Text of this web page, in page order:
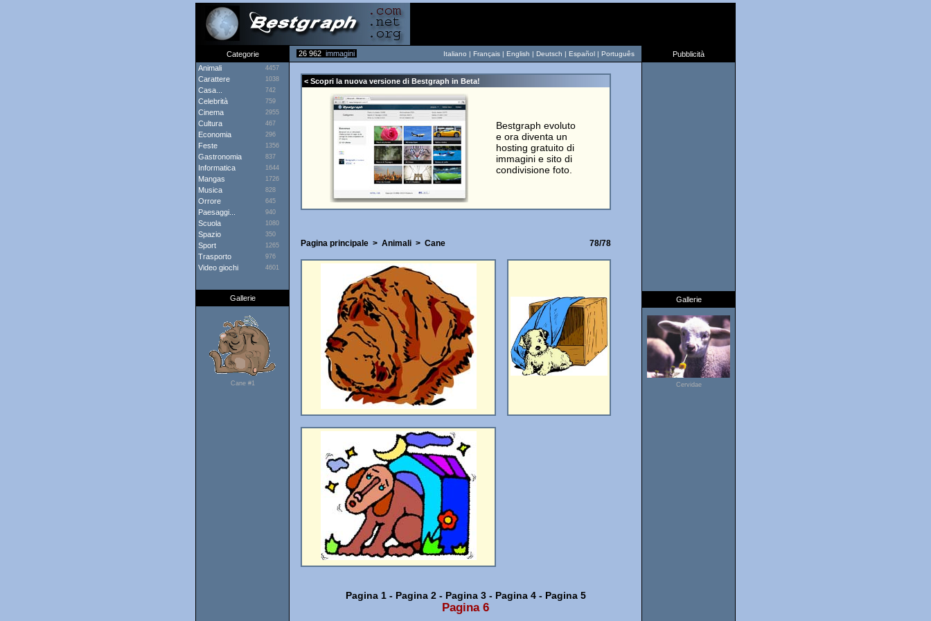
Categorie 26 962 immagini Italiano | Français | English | Deutsch | Español | Português
Pubblicità
Animali
4457
Carattere 1038
Casa... 742
Celebrità 759
Cinema 2955
Cultura 467
Economia 296
Feste 1356
Gastronomia 837
Informatica 1644
Mangas 1726
Musica 828
Orrore 645
Paesaggi... 940
Scuola 1080
Spazio 350
Sport 1265
Trasporto 976
Video giochi 4601
Gallerie
Cane #1
< Scopri la nuova versione di Bestgraph in Beta!
Bestgraph evoluto
e ora diventa un
hosting gratuito di
immagini e sito di
condivisione foto.
Pagina principale > Animali > Cane 78/78
Pagina 1- Pagina 2- Pagina 3- Pagina 4- Pagina 5
Pagina 6
Gallerie
Cervidae